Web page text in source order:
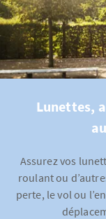
Lunettes,
Assurez vos
roulant ou
perte, le vol ou